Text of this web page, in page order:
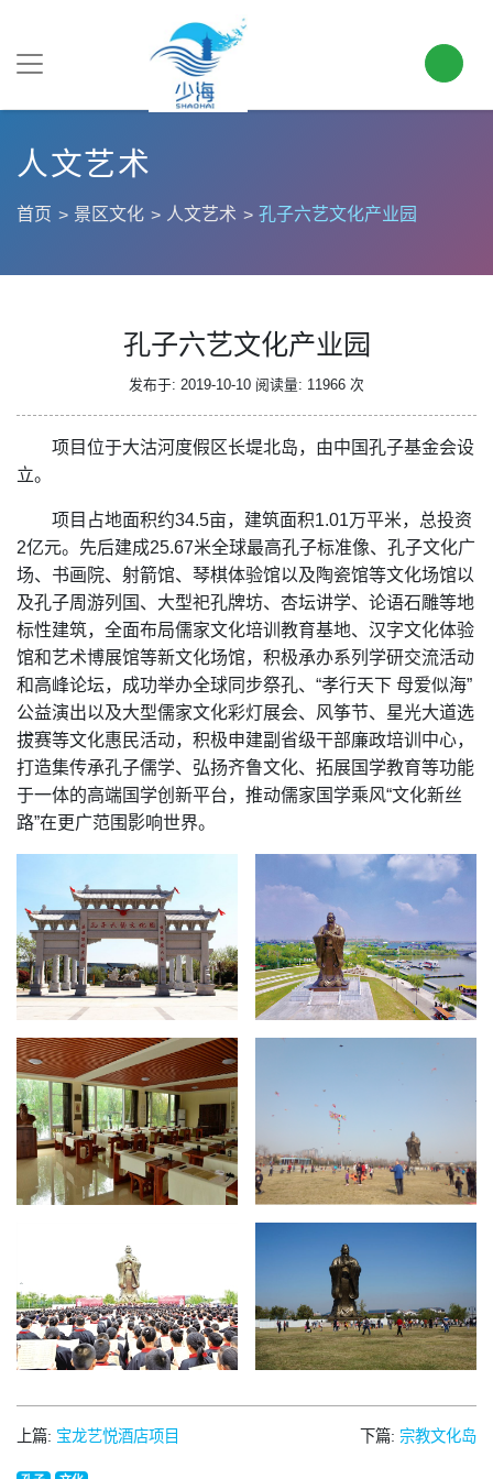
人文艺术
首页 景区文化 人文艺术 孔子六艺文化产业园
孔子六艺文化产业园
发布于: 2019-10-10 阅读量: 11966 次
项目位于大沽河度假区长堤北岛，由中国孔子基金会设
立。
项目占地面积约34.5亩，建筑面积1.01万平米，总投资
2亿元。先后建成25.67米全球最高孔子标准像、孔子文化广
场、书画院、射箭馆、琴棋体验馆以及陶瓷馆等文化场馆以
及孔子周游列国、大型祀孔牌坊、杏坛讲学、论语石雕等地
标性建筑，全面布局儒家文化培训教育基地、汉字文化体验
馆和艺术博展馆等新文化场馆，积极承办系列学研交流活动
和高峰论坛，成功举办全球同步祭孔、“孝行天下 母爱似海”
公益演出以及大型儒家文化彩灯展会、风筝节、星光大道选
拔赛等文化惠民活动，积极申建副省级干部廉政培训中心，
打造集传承孔子儒学、弘扬齐鲁文化、拓展国学教育等功能
于一体的高端国学创新平台，推动儒家国学乘风“文化新丝
路”在更广范围影响世界。
上篇: 宝龙艺悦酒店项目 下篇: 宗教文化岛